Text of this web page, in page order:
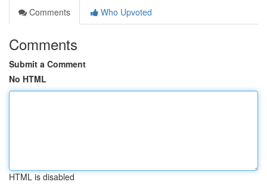
Comments
Who Upvoted
Comments
Submit a Comment
No HTML
HTML is disabled